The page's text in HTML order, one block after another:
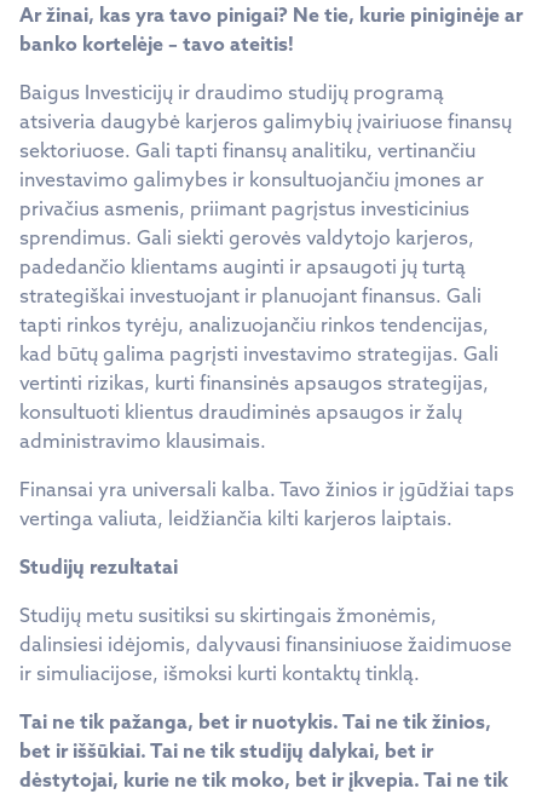
Ar žinai, kas yra tavo pinigai? Ne tie, kurie piniginėje ar
banko kortelėje – tavo ateitis!
Baigus Investicijų ir draudimo studijų programą
atsiveria daugybė karjeros galimybių įvairiuose finansų
sektoriuose. Gali tapti finansų analitiku, vertinančiu
investavimo galimybes ir konsultuojančiu įmones ar
privačius asmenis, priimant pagrįstus investicinius
sprendimus. Gali siekti gerovės valdytojo karjeros,
padedančio klientams auginti ir apsaugoti jų turtą
strategiškai investuojant ir planuojant finansus. Gali
tapti rinkos tyrėju, analizuojančiu rinkos tendencijas,
kad būtų galima pagrįsti investavimo strategijas. Gali
vertinti rizikas, kurti finansinės apsaugos strategijas,
konsultuoti klientus draudiminės apsaugos ir žalų
administravimo klausimais.
Finansai yra universali kalba. Tavo žinios ir įgūdžiai taps
vertinga valiuta, leidžiančia kilti karjeros laiptais.
Studijų rezultatai
Studijų metu susitiksi su skirtingais žmonėmis,
dalinsiesi idėjomis, dalyvausi finansiniuose žaidimuose
ir simuliacijose, išmoksi kurti kontaktų tinklą.
Tai ne tik pažanga, bet ir nuotykis. Tai ne tik žinios,
bet ir iššūkiai. Tai ne tik studijų dalykai, bet ir
dėstytojai, kurie ne tik moko, bet ir įkvepia. Tai ne tik